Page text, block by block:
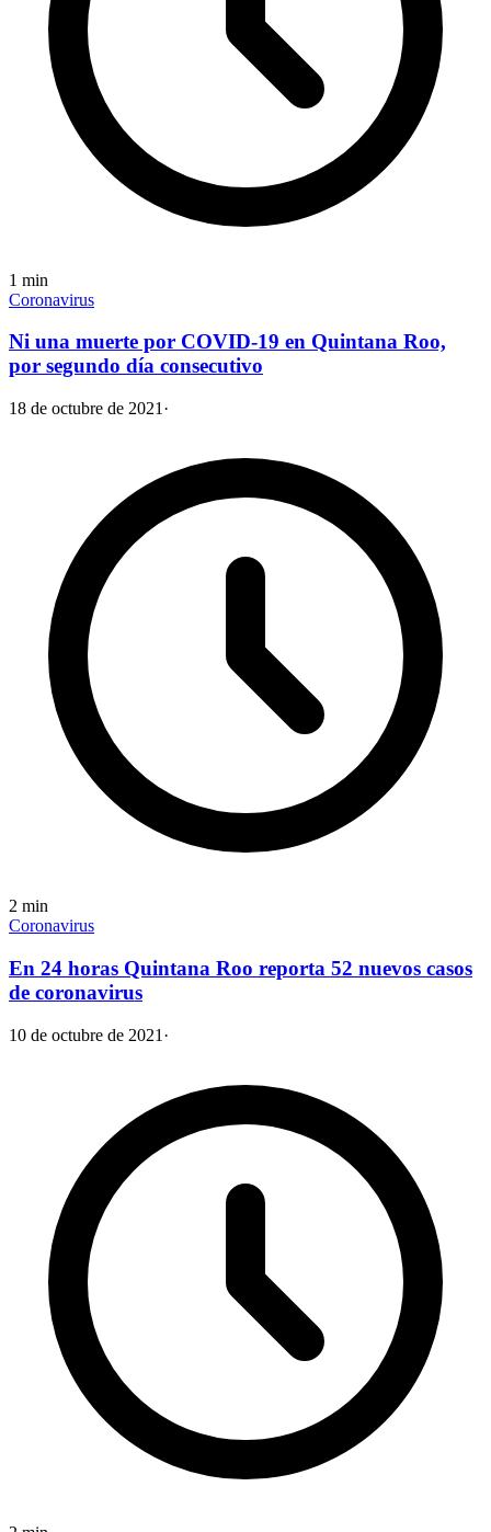
1 min
Coronavirus
Ni una muerte por COVID-19 en Quintana Roo,
por segundo día consecutivo
18 de octubre de 2021 ·
2 min
Coronavirus
En 24 horas Quintana Roo reporta 52 nuevos casos
de coronavirus
10 de octubre de 2021 ·